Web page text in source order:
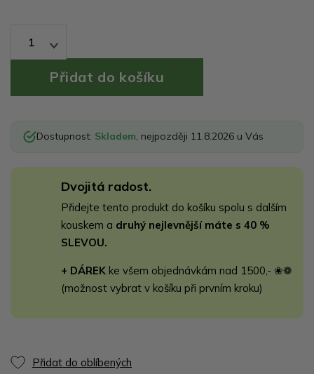
1
Dostupnost: Skladem, nejpozději 11.8.2026 u Vás
Dvojitá radost.
Přidejte tento produkt do košíku spolu s dalším
kouskem a druhý nejlevnější máte s 40 %
SLEVOU.
+ DÁREK ke všem objednávkám nad 1500,- ❀❁
(možnost vybrat v košíku při prvním kroku)
Přidat do oblíbených